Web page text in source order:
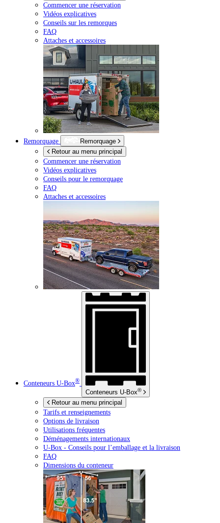
Commencer une réservation
Vidéos explicatives
Conseils sur les remorques
FAQ
Attaches et accessoires
Remorquage
Remorquage
Retour au menu principal
Commencer une réservation
Vidéos explicatives
Conseils pour le remorquage
FAQ
Attaches et accessoires
Conteneurs U-Box®
Conteneurs U-Box®
Retour au menu principal
Tarifs et renseignements
Options de livraison
Utilisations fréquentes
Déménagements internationaux
U-Box - Conseils pour l’emballage et la livraison
FAQ
Dimensions du conteneur